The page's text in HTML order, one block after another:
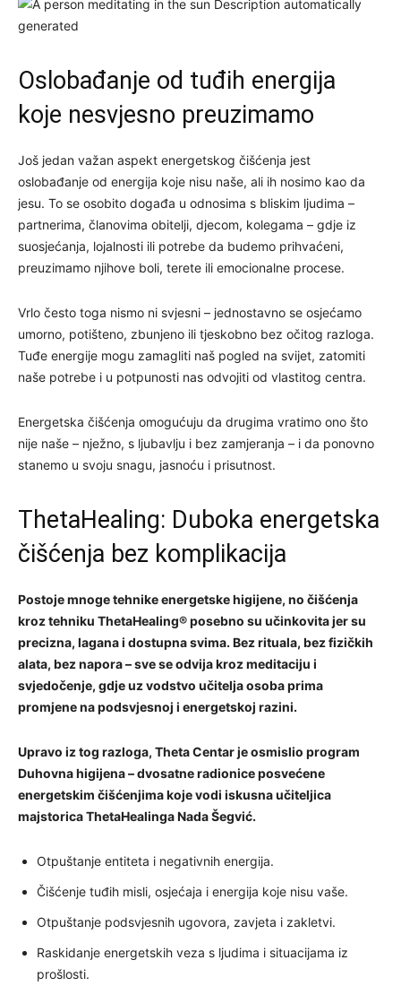
Oslobađanje od tuđih energija
koje nesvjesno preuzimamo
Još jedan važan aspekt energetskog čišćenja jest
oslobađanje od energija koje nisu naše, ali ih nosimo kao da
jesu. To se osobito događa u odnosima s bliskim ljudima –
partnerima, članovima obitelji, djecom, kolegama – gdje iz
suosjećanja, lojalnosti ili potrebe da budemo prihvaćeni,
preuzimamo njihove boli, terete ili emocionalne procese.
Vrlo često toga nismo ni svjesni – jednostavno se osjećamo
umorno, potišteno, zbunjeno ili tjeskobno bez očitog razloga.
Tuđe energije mogu zamagliti naš pogled na svijet, zatomiti
naše potrebe i u potpunosti nas odvojiti od vlastitog centra.
Energetska čišćenja omogućuju da drugima vratimo ono što
nije naše – nježno, s ljubavlju i bez zamjeranja – i da ponovno
stanemo u svoju snagu, jasnoću i prisutnost.
ThetaHealing: Duboka energetska
čišćenja bez komplikacija
Postoje mnoge tehnike energetske higijene, no čišćenja
kroz tehniku ThetaHealing® posebno su učinkovita jer su
precizna, lagana i dostupna svima. Bez rituala, bez fizičkih
alata, bez napora – sve se odvija kroz meditaciju i
svjedočenje, gdje uz vodstvo učitelja osoba prima
promjene na podsvjesnoj i energetskoj razini.
Upravo iz tog razloga, Theta Centar je osmislio program
Duhovna higijena – dvosatne radionice posvećene
energetskim čišćenjima koje vodi iskusna učiteljica
majstorica ThetaHealinga Nada Šegvić.
Otpuštanje entiteta i negativnih energija.
Čišćenje tuđih misli, osjećaja i energija koje nisu vaše.
Otpuštanje podsvjesnih ugovora, zavjeta i zakletvi.
Raskidanje energetskih veza s ljudima i situacijama iz
prošlosti.